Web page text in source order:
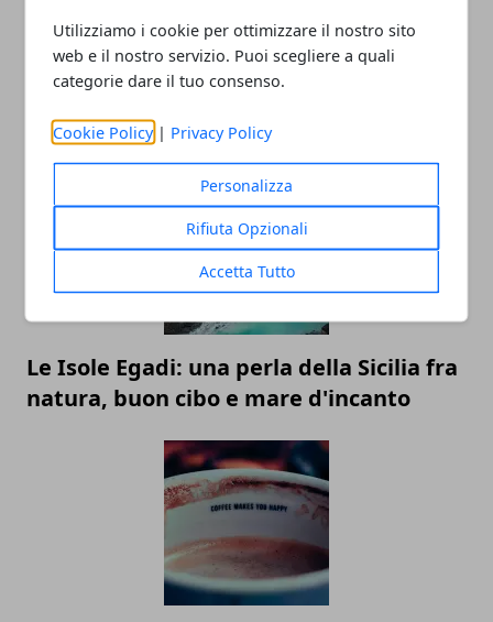
Utilizziamo i cookie per ottimizzare il nostro sito
web e il nostro servizio. Puoi scegliere a quali
categorie dare il tuo consenso.
Cookie Policy | Privacy Policy
Personalizza
Rifiuta Opzionali
Accetta Tutto
Come scegliere il campeggio per le
vacanze estive
Le Isole Egadi: una perla della Sicilia fra
natura, buon cibo e mare d'incanto